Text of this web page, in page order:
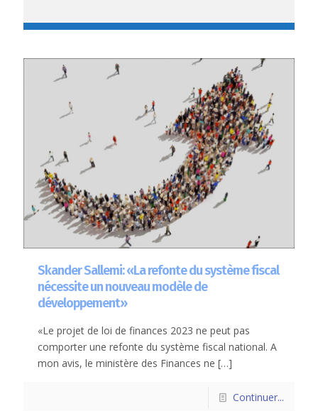
Skander Sallemi: «La refonte du système fiscal
nécessite un nouveau modèle de
développement»
«Le projet de loi de finances 2023 ne peut pas
comporter une refonte du système fiscal national. A
mon avis, le ministère des Finances ne […]
Continuer...